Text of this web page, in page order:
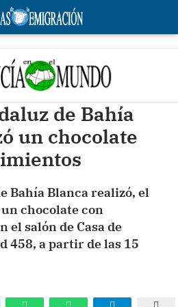
de Bahía
un chocolate
Bahía Blanca realizó, el
chocolate con
salón de Casa de
458, a partir de las 15